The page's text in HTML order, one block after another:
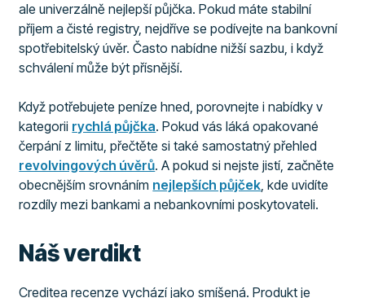
ale univerzálně nejlepší půjčka. Pokud máte stabilní
příjem a čisté registry, nejdříve se podívejte na bankovní
spotřebitelský úvěr. Často nabídne nižší sazbu, i když
schválení může být přísnější.
Když potřebujete peníze hned, porovnejte i nabídky v
kategorii rychlá půjčka. Pokud vás láká opakované
čerpání z limitu, přečtěte si také samostatný přehled
revolvingových úvěrů. A pokud si nejste jistí, začněte
obecnějším srovnáním nejlepších půjček, kde uvidíte
rozdíly mezi bankami a nebankovními poskytovateli.
Náš verdikt
Creditea recenze vychází jako smíšená. Produkt je